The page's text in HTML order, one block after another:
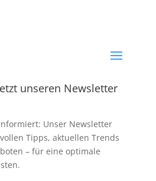
unseren Newsletter
Unser Newsletter
Tipps, aktuellen Trends
– für eine optimale